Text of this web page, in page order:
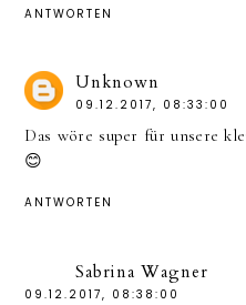
ANTWORTEN
Unknown
09.12.2017, 08:33:00
Das wöre super für unsere
😊
ANTWORTEN
Sabrina Wagner
09.12.2017, 08:38:00